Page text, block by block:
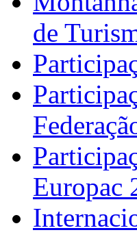
de
Europac